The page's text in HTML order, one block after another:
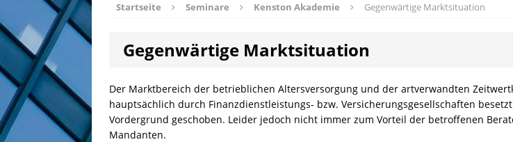
Startseite Seminare Kenston Akademie Gegenwärtige Marktsituation
Gegenwärtige Marktsituation
Der Marktbereich der betrieblichen Altersversorgung und der artverwandten
hauptsächlich durch Finanzdienstleistungs- bzw. Versicherungsgesellschaften
Vordergrund geschoben. Leider jedoch nicht immer zum Vorteil der betroffenen
Mandanten.